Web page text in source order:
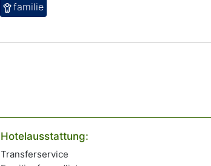
familie
Hotelausstattung:
Transferservice